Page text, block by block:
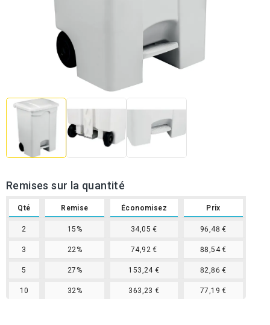
Remises sur la quantité
Qté Remise Économisez Prix
2 15% 34,05 € 96,48 €
3 22% 74,92 € 88,54 €
5 27% 153,24 € 82,86 €
10 32% 363,23 € 77,19 €